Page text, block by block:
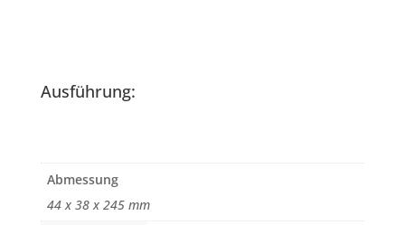
Ausführung:
Abmessung
44 x 38 x 245 mm